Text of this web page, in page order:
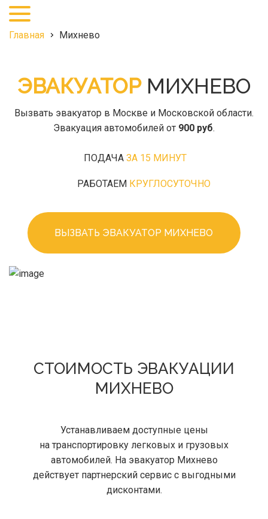
Главная Михнево
ЭВАКУАТОРМИХНЕВО
Вызвать эвакуатор в Москве и Московской области.
Эвакуация автомобилей от 900 руб.
ПОДАЧА ЗА 15 МИНУТ
РАБОТАЕМ КРУГЛОСУТОЧНО
ВЫЗВАТЬ ЭВАКУАТОР МИХНЕВО
СТОИМОСТЬ ЭВАКУАЦИИ
МИХНЕВО
Устанавливаем доступные цены
на транспортировку легковых и грузовых
автомобилей. На эвакуатор Михнево
действует партнерский сервис с выгодными
дисконтами.